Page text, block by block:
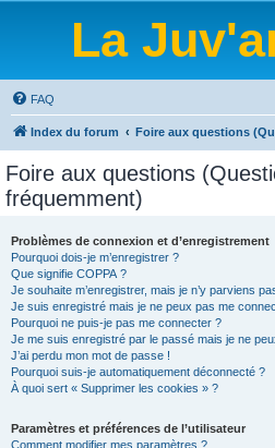
La
FAQ
Index du forum Foire aux questions
Foire aux questions
fréquemment)
Problèmes de connexion et d’enregistrement
Pourquoi dois-je m’enregistrer ?
Que signifie COPPA ?
Je souhaite m’enregistrer, mais je n’y parviens
Je suis enregistré mais je ne peux pas me
Pourquoi ne puis-je pas me connecter ?
Je me suis enregistré par le passé mais je ne
J’ai perdu mon mot de passe !
Pourquoi suis-je automatiquement déconnecté ?
À quoi sert « Supprimer les cookies » ?
Paramètres et préférences de l’utilisateur
Comment modifier mes paramètres ?